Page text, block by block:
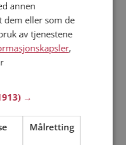
annen
eller som de
av tjenestene
,
→
Målretting